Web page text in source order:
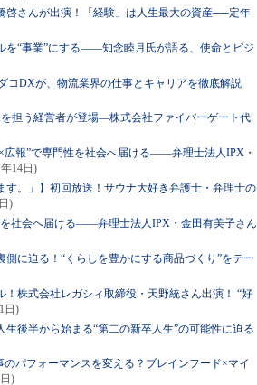
啓さんが出演！「経験」は人生最大の資産──定年
を“事業”にする――知念睦月氏が語る、使命とビジ
コDXが、物流業界の仕事とキャリアを徹底解説
担う経営者が登場―株式会社ファイバーゲート代
広報”で専門性を社会へ届ける――弁理士法人IPX・
14日)
す。」】初回放送！サウナ大好き弁護士・弁理士の
)
を社会へ届ける――弁理士法人IPX・金田有美子さん
に迫る！“くらしを豊かにする商品づくり”をテー
！株式会社レガシィ取締役・天野統さん出演！ “好
日)
生後半から始まる“第二の新卒人生”の可能性に迫る
のパフォーマンスを変える？ブレインフード×マイ
)